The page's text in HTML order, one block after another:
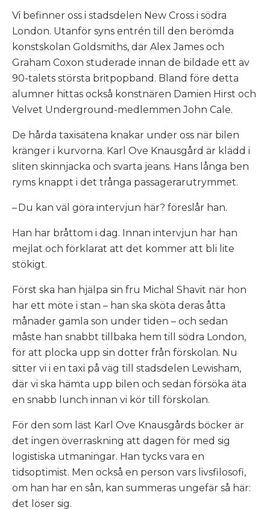
Vi befinner oss i stadsdelen New Cross i södra
London. Utanför syns entrén till den berömda
konstskolan Goldsmiths, där Alex James och
Graham Coxon studerade innan de bildade ett av
90-talets största britpopband. Bland före detta
alumner hittas också konstnären Damien Hirst och
Velvet Underground-medlemmen John Cale.
De hårda taxisätena knakar under oss när bilen
kränger i kurvorna. Karl Ove Knausgård är klädd i
sliten skinnjacka och svarta jeans. Hans långa ben
ryms knappt i det trånga passagerarutrymmet.
– Du kan väl göra intervjun här? föreslår han.
Han har bråttom i dag. Innan intervjun har han
mejlat och förklarat att det kommer att bli lite
stökigt.
Först ska han hjälpa sin fru Michal Shavit när hon
har ett möte i stan – han ska sköta deras åtta
månader gamla son under tiden – och sedan
måste han snabbt tillbaka hem till södra London,
för att plocka upp sin dotter från förskolan. Nu
sitter vi i en taxi på väg till stadsdelen Lewisham,
där vi ska hämta upp bilen och sedan försöka äta
en snabb lunch innan vi kör till förskolan.
För den som läst Karl Ove Knausgårds böcker är
det ingen överraskning att dagen för med sig
logistiska utmaningar. Han tycks vara en
tidsoptimist. Men också en person vars livsfilosofi,
om han har en sån, kan summeras ungefär så här:
det löser sig.